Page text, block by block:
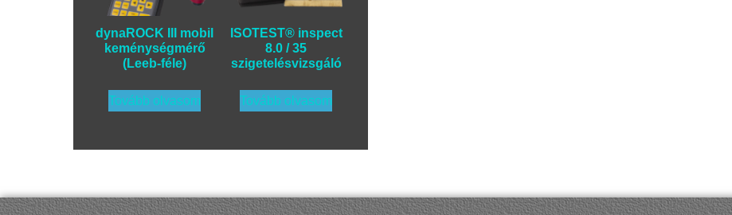
dynaROCK III mobil
keménységmérő
(Leeb-féle)
Tovább olvasom
ISOTEST® inspect
8.0 / 35
szigetelésvizsgáló
Tovább olvasom